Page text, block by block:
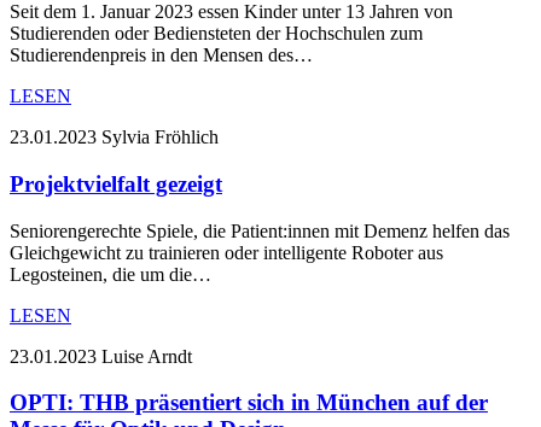
Seit dem 1. Januar 2023 essen Kinder unter 13 Jahren von
Studierenden oder Bediensteten der Hochschulen zum
Studierendenpreis in den Mensen des…
LESEN
23.01.2023 Sylvia Fröhlich
Projektvielfalt gezeigt
Seniorengerechte Spiele, die Patient:innen mit Demenz helfen das
Gleichgewicht zu trainieren oder intelligente Roboter aus
Legosteinen, die um die…
LESEN
23.01.2023 Luise Arndt
OPTI: THB präsentiert sich in München auf der